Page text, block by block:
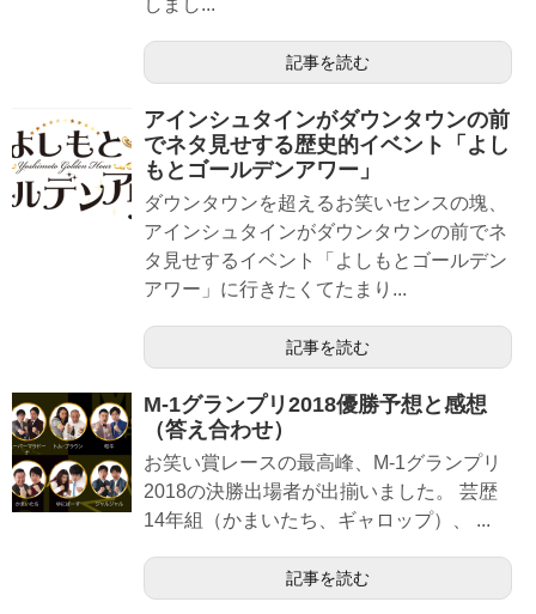
記事を読む
アインシュタインがダウンタウンの前
でネタ見せする歴史的イベント「よし
もとゴールデンアワー」
ダウンタウンを超えるお笑いセンスの塊、
アインシュタインがダウンタウンの前でネ
タ見せするイベント「よしもとゴールデン
アワー」に行きたくてたまり...
記事を読む
M-1グランプリ2018優勝予想と感想
（答え合わせ）
お笑い賞レースの最高峰、M-1グランプリ
2018の決勝出場者が出揃いました。 芸歴
14年組（かまいたち、ギャロップ）、 ...
記事を読む